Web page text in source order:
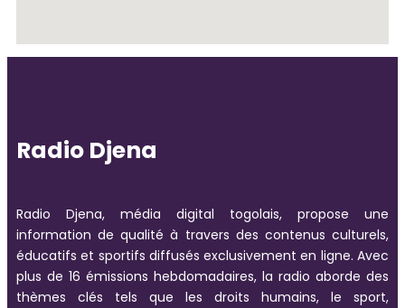
Radio Djena
Radio Djena, média digital togolais, propose une
information de qualité à travers des contenus culturels,
éducatifs et sportifs diffusés exclusivement en ligne. Avec
plus de 16 émissions hebdomadaires, la radio aborde des
thèmes clés tels que les droits humains, le sport,